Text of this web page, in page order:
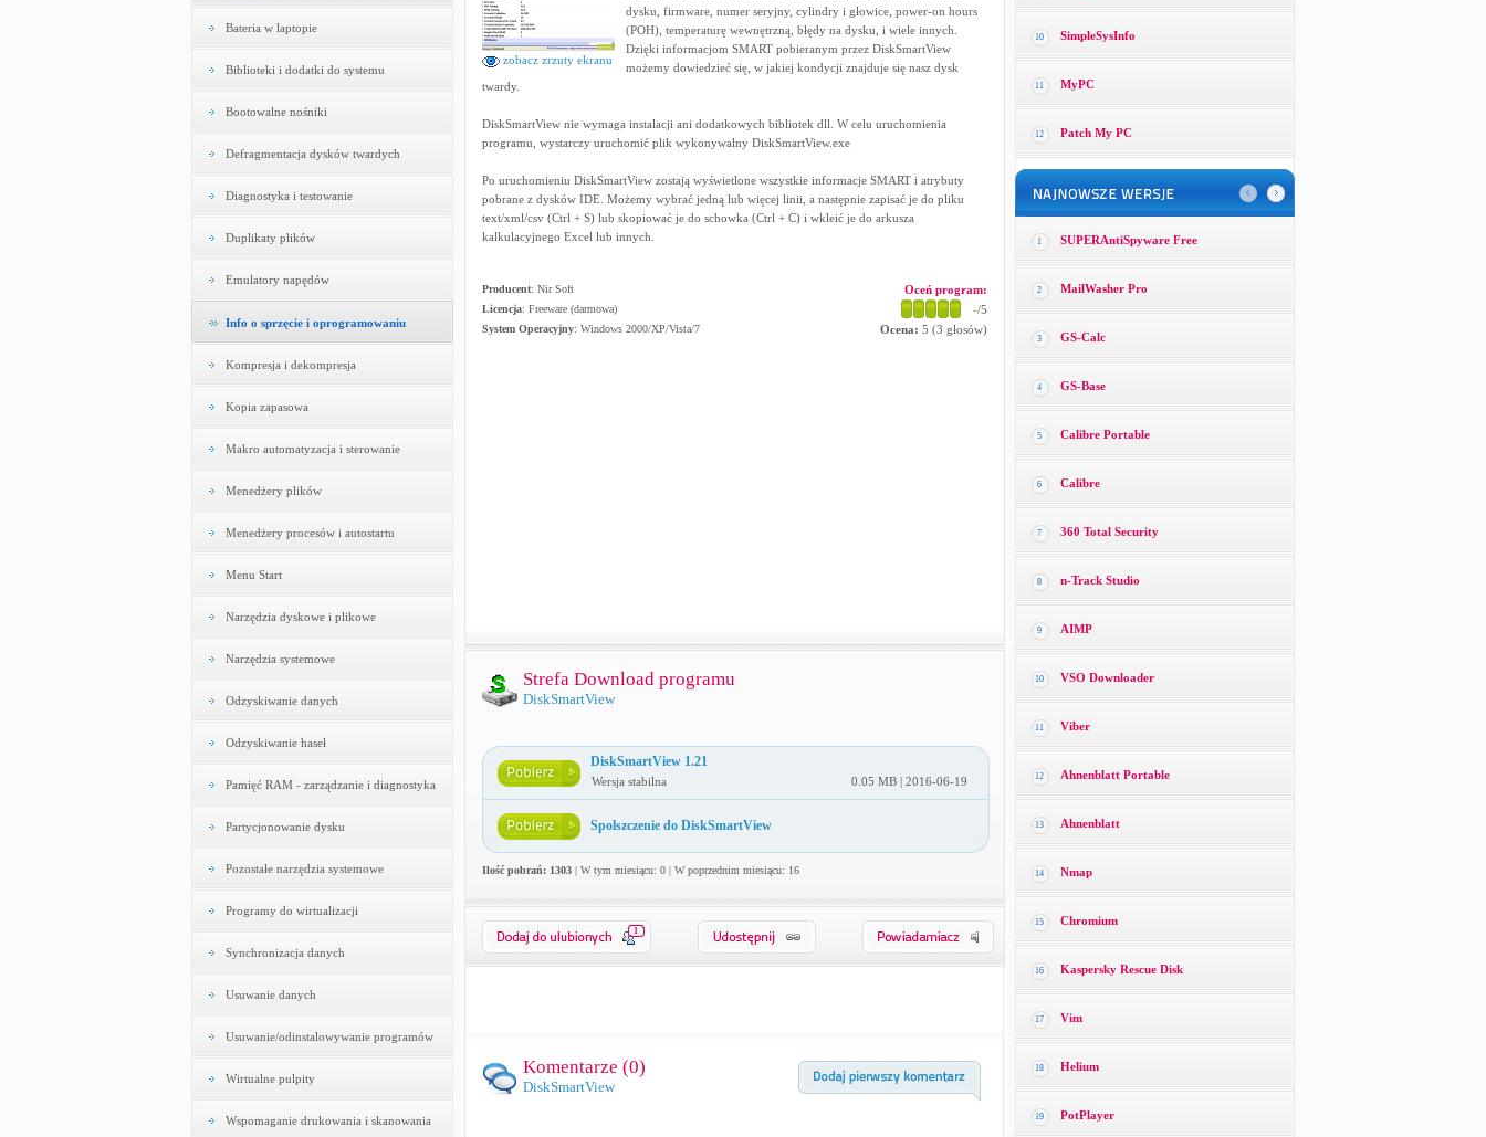
Bateria w laptopie
Biblioteki i dodatki do systemu
Bootowalne nośniki
Defragmentacja dysków twardych
Diagnostyka i testowanie
Duplikaty plików
Emulatory napędów
Info o sprzęcie i oprogramowaniu
Kompresja i dekompresja
Kopia zapasowa
Makro automatyzacja i sterowanie
Menedżery plików
Menedżery procesów i autostartu
Menu Start
Narzędzia dyskowe i plikowe
Narzędzia systemowe
Odzyskiwanie danych
Odzyskiwanie haseł
Pamięć RAM - zarządzanie i diagnostyka
Partycjonowanie dysku
Pozostałe narzędzia systemowe
Programy do wirtualizacji
Synchronizacja danych
Usuwanie danych
Usuwanie/odinstalowywanie programów
Wirtualne pulpity
Wspomaganie drukowania i skanowania
zobacz zrzuty ekranu
dysku, firmware, numer seryjny, cylindry i głowice, power-on hours
(POH), temperaturę wewnętrzną, błędy na dysku, i wiele innych.
Dzięki informacjom SMART pobieranym przez DiskSmartView
możemy dowiedzieć się, w jakiej kondycji znajduje się nasz dysk
twardy.
DiskSmartView nie wymaga instalacji ani dodatkowych bibliotek dll. W celu uruchomienia
programu, wystarczy uruchomić plik wykonywalny DiskSmartView.exe
Po uruchomieniu DiskSmartView zostają wyświetlone wszystkie informacje SMART i atrybuty
pobrane z dysków IDE. Możemy wybrać jedną lub więcej linii, a następnie zapisać je do pliku
text/xml/csv (Ctrl + S) lub skopiować je do schowka (Ctrl + C) i wkleić je do arkusza
kalkulacyjnego Excel lub innych.
Producent: Nir Soft
Licencja: Freeware (darmowa)
System Operacyjny: Windows 2000/XP/Vista/7
Oceń program:
-/5
Ocena: 5 (3 głosów)
Strefa Download programu
DiskSmartView
DiskSmartView 1.21
Wersja stabilna 0.05 MB | 2016-06-19
Spolszczenie do DiskSmartView
Ilość pobrań: 1303| W tym miesiącu: 0 | W poprzednim miesiącu: 16
1
Komentarze (0)
DiskSmartView
10 SimpleSysInfo
11 MyPC
12 Patch My PC
1 SUPERAntiSpyware Free
2 MailWasher Pro
3 GS-Calc
4 GS-Base
5 Calibre Portable
6 Calibre
7 360 Total Security
8 n-Track Studio
9 AIMP
10 VSO Downloader
11 Viber
12 Ahnenblatt Portable
13 Ahnenblatt
14 Nmap
15 Chromium
16 Kaspersky Rescue Disk
17 Vim
18 Helium
19 PotPlayer